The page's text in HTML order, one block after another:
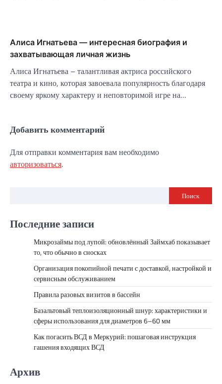
Алиса Игнатьева — интересная биография и
захватывающая личная жизнь
Алиса Игнатьева – талантливая актриса российского
театра и кино, которая завоевала популярность благодаря
своему яркому характеру и неповторимой игре на…
Добавить комментарий
Для отправки комментария вам необходимо
авторизоваться.
Поиск
Последние записи
Микрозаймы под лупой: обновлённый Займхаб показывает
то, что обычно в сносках
Организация покопийной печати с доставкой, настройкой и
сервисным обслуживанием
Правила разовых визитов в бассейн
Базальтовый теплоизоляционный шнур: характеристики и
сферы использования для диаметров 6–60 мм
Как погасить ВСД в Меркурий: пошаговая инструкция
гашения входящих ВСД
Архив